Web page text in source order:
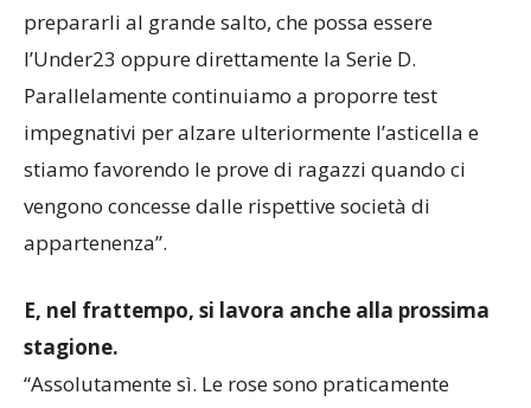
sugli aspetti specifici dei vari reparti. L’obiettivo è
prepararli al grande salto, che possa essere
l’Under23 oppure direttamente la Serie D.
Parallelamente continuiamo a proporre test
impegnativi per alzare ulteriormente l’asticella e
stiamo favorendo le prove di ragazzi quando ci
vengono concesse dalle rispettive società di
E, nel frattempo, si lavora anche alla prossima
stagione.